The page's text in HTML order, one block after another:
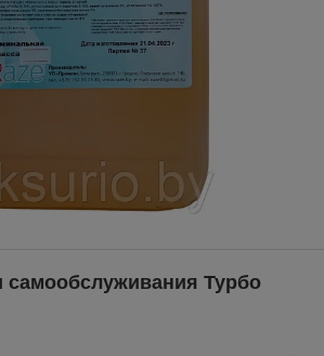
самообслуживания Турбо